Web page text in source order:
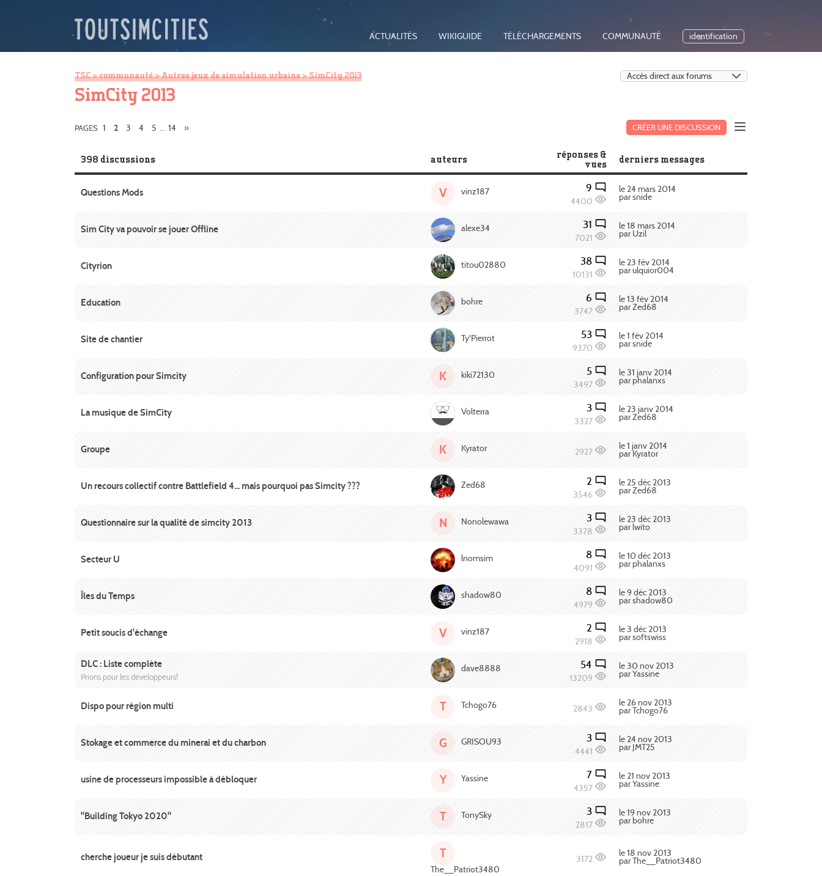
ACTUALITÉS WIKIGUIDE TÉLÉCHARGEMENTS COMMUNAUTÉ identification
TSC>communauté>Autres jeux de simulation urbaine> SimCity 2013
SimCity 2013
CRÉER UNE DISCUSSION
PAGES 1 2 3 4 5 ... 14 »
398 discussions auteurs
réponses &
vues
derniers messages
Questions Mods V vinz187 9
4400
le 24 mars 2014
par snide
Sim City va pouvoir se jouer Offline alexe34 31
7021
le 18 mars 2014
par Uzil
Cityrion titou02880 38
10131
le 23 fév 2014
par ulquior004
Education bohre 6
3747
le 13 fév 2014
par Zed68
Site de chantier Ty'Pierrot 53
9370
le 1 fév 2014
par snide
Configuration pour Simcity K kiki72130 5
3497
le 31 janv 2014
par phalanxs
La musique de SimCity Volterra 3
3327
le 23 janv 2014
par Zed68
Groupe K Kyrator 2927
le 1 janv 2014
par Kyrator
Un recours collectif contre Battlefield 4... mais pourquoi pas Simcity ??? Zed68 2
3546
le 25 déc 2013
par Zed68
Questionnaire sur la qualité de simcity 2013 N Nonolewawa 3
3378
le 23 déc 2013
par lwito
Secteur U lnomsim 8
4091
le 10 déc 2013
par phalanxs
Îles du Temps shadow80 8
4979
le 9 déc 2013
par shadow80
Petit soucis d'échange V vinz187 2
2918
le 3 déc 2013
par softswiss
DLC : Liste complète
Prions pour les developpeurs!
dave8888 54
13209
le 30 nov 2013
par Yassine
Dispo pour région multi T Tchogo76 2843
le 26 nov 2013
par Tchogo76
Stokage et commerce du minerai et du charbon G GRISOU93 3
4441
le 24 nov 2013
par JMT25
usine de processeurs impossible à débloquer Y Yassine 7
4357
le 21 nov 2013
par Yassine
"Building Tokyo 2020" T TonySky 3
2817
le 19 nov 2013
par bohre
cherche joueur je suis débutant T
The__Patriot3480
3172
le 18 nov 2013
par The__Patriot3480